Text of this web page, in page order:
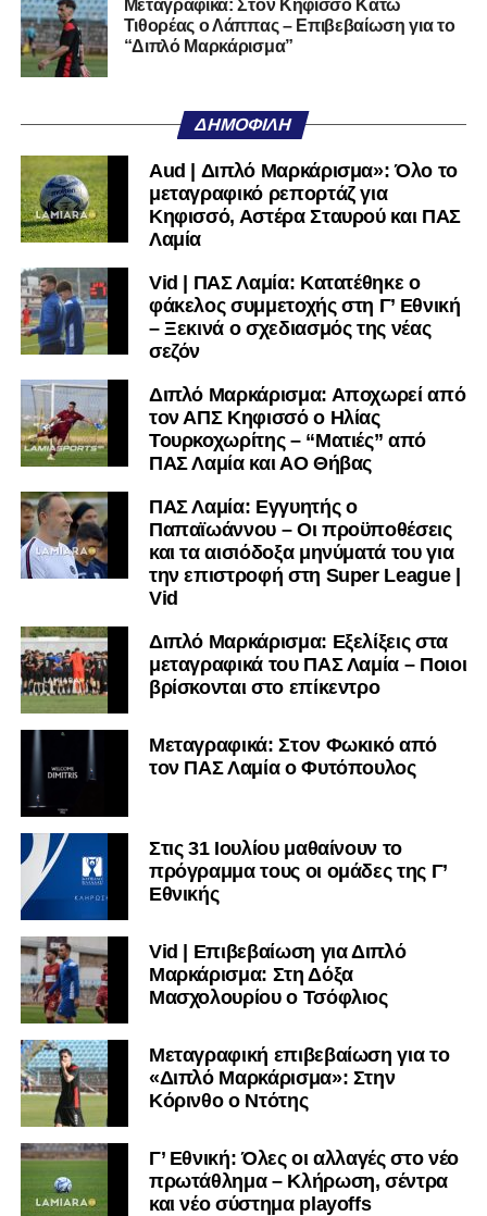
Αν η Λαμία συνεχίσει να μικραίνει τον εαυτό της, δεν θα
χρειαστεί κανείς άλλος να το κάνει.
Όταν αποφασίσει να συνειδητοποιήσει ότι είναι
πολύ μικρή.
Ακολουθήστε το lamiara.grστοGoogle Newsγια να
μαθαίνετε πρώτοι τα κυανόλευκα νέα στην Ελλάδα και τον
υπόλοιπο κόσμο. Ακολουθήστε το lamiara.gr στο
μαθαίνετε σε χρόνο dt όλα τα νέα.
Μεταγραφικά: Στον Κηφισσό Κάτω
Τιθορέας ο Λάππας – Επιβεβαίωση για το
“Διπλό Μαρκάρισμα”
ΔΗΜΟΦΙΛΉ
Aud | Διπλό Μαρκάρισμα»: Όλο το
μεταγραφικό ρεπορτάζ για
Κηφισσό, Αστέρα Σταυρού και ΠΑΣ
Λαμία
Vid | ΠΑΣ Λαμία: Κατατέθηκε ο
φάκελος συμμετοχής στη Γ’ Εθνική
– Ξεκινά ο σχεδιασμός της νέας
σεζόν
Διπλό Μαρκάρισμα: Αποχωρεί από
τον ΑΠΣ Κηφισσό ο Ηλίας
Τουρκοχωρίτης – “Ματιές” από
ΠΑΣ Λαμία και ΑΟ Θήβας
ΠΑΣ Λαμία: Εγγυητής ο
Παπαϊωάννου – Οι προϋποθέσεις
και τα αισιόδοξα μηνύματά του για
την επιστροφή στη Super League |
Vid
Διπλό Μαρκάρισμα: Εξελίξεις στα
μεταγραφικά του ΠΑΣ Λαμία – Ποιοι
βρίσκονται στο επίκεντρο
Μεταγραφικά: Στον Φωκικό από
τον ΠΑΣ Λαμία ο Φυτόπουλος
Στις 31 Ιουλίου μαθαίνουν το
πρόγραμμα τους οι ομάδες της Γ’
Εθνικής
Vid | Επιβεβαίωση για Διπλό
Μαρκάρισμα: Στη Δόξα
Μασχολουρίου ο Τσόφλιος
Μεταγραφική επιβεβαίωση για το
«Διπλό Μαρκάρισμα»: Στην
Κόρινθο ο Ντότης
Γ’ Εθνική: Όλες οι αλλαγές στο νέο
πρωτάθλημα – Κλήρωση, σέντρα
και νέο σύστημα playoffs